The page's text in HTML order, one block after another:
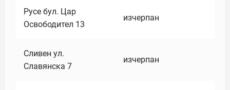
Русе бул. Цар
Освободител 13
изчерпан
Сливен ул.
Славянска 7
изчерпан